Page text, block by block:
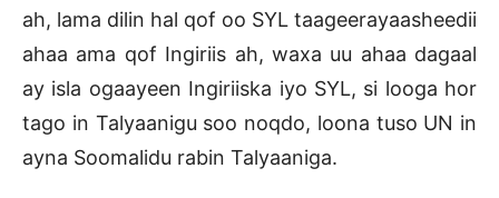
ah, lama dilin hal qof oo SYL taageerayaasheedii
ahaa ama qof Ingiriis ah, waxa uu ahaa dagaal
ay isla ogaayeen Ingiriiska iyo SYL, si looga hor
tago in Talyaanigu soo noqdo, loona tuso UN in
ayna Soomalidu rabin Talyaaniga.